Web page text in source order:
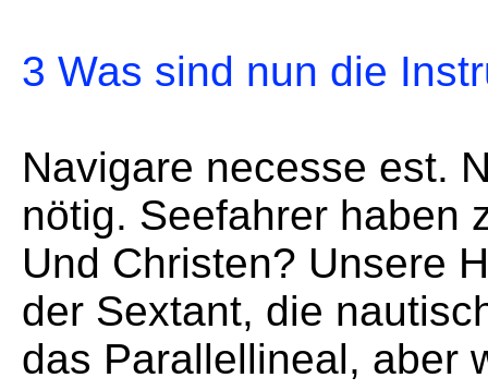
3 Was sind nun die
Navigare necesse est.
nötig. Seefahrer haben
Und Christen? Unsere
der Sextant, die
das Parallellineal, aber